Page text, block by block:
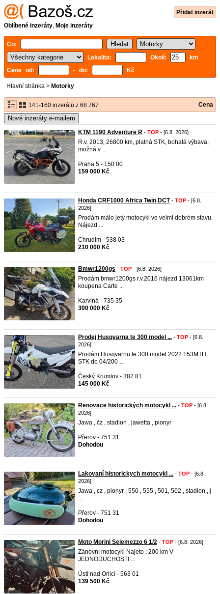
Přidat inzerát
Oblíbené inzeráty, Moje inzeráty
Co:
Lokalita:
Okolí:
km
Cena od:
- do: Kč
Hlavní stránka > Motorky
141-160 inzerátů z 68 767 Cena
Nové inzeráty e-mailem
KTM 1190 Adventure R - TOP - [6.8. 2026]
R.v. 2013, 26800 km, platná STK, bohatá výbava,
možná v ...
Praha 5 - 150 00
159 000 Kč
Honda CRF1000 Africa Twin DCT- TOP - [6.8.
2026]
Prodám málo jetý motocykl ve velmi dobrém stavu.
Nájezd ...
Chrudim - 538 03
210 000 Kč
Bmwr1200gs - TOP - [6.8. 2026]
Prodám bmwr1200gs r.v.2016 nájezd 13061km
koupena Carte ...
Karviná - 735 35
300 000 Kč
Prodej Husqvarna te 300 model ... - TOP - [6.8.
2026]
Prodám Husqvarnu te 300 model 2022 153MTH
STK do 04/200 ...
Český Krumlov - 382 81
145 000 Kč
Renovace historických motocykl ... - TOP - [6.8.
2026]
Jawa , čz , stadion , jawetta , pionyr
Přerov - 751 31
Dohodou
Lakovaní historickych motocykl ... - TOP - [6.8.
2026]
Jawa , cz , pionyr , 550 , 555 , 501, 502 , stadion , j
...
Přerov - 751 31
Dohodou
Moto Morini Seiemezzo 6 1/2 - TOP - [6.8. 2026]
Zánovní motocykl Najeto : 200 km V
JEDNODUCHOSTI ...
Ústí nad Orlicí - 563 01
139 500 Kč